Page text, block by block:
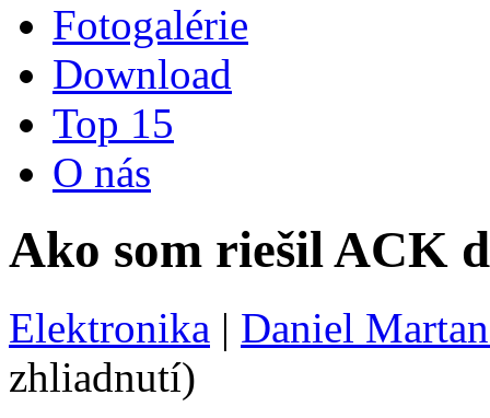
Fotogalérie
Download
Top 15
O nás
Ako som riešil ACK
Elektronika | Daniel
zhliadnutí)